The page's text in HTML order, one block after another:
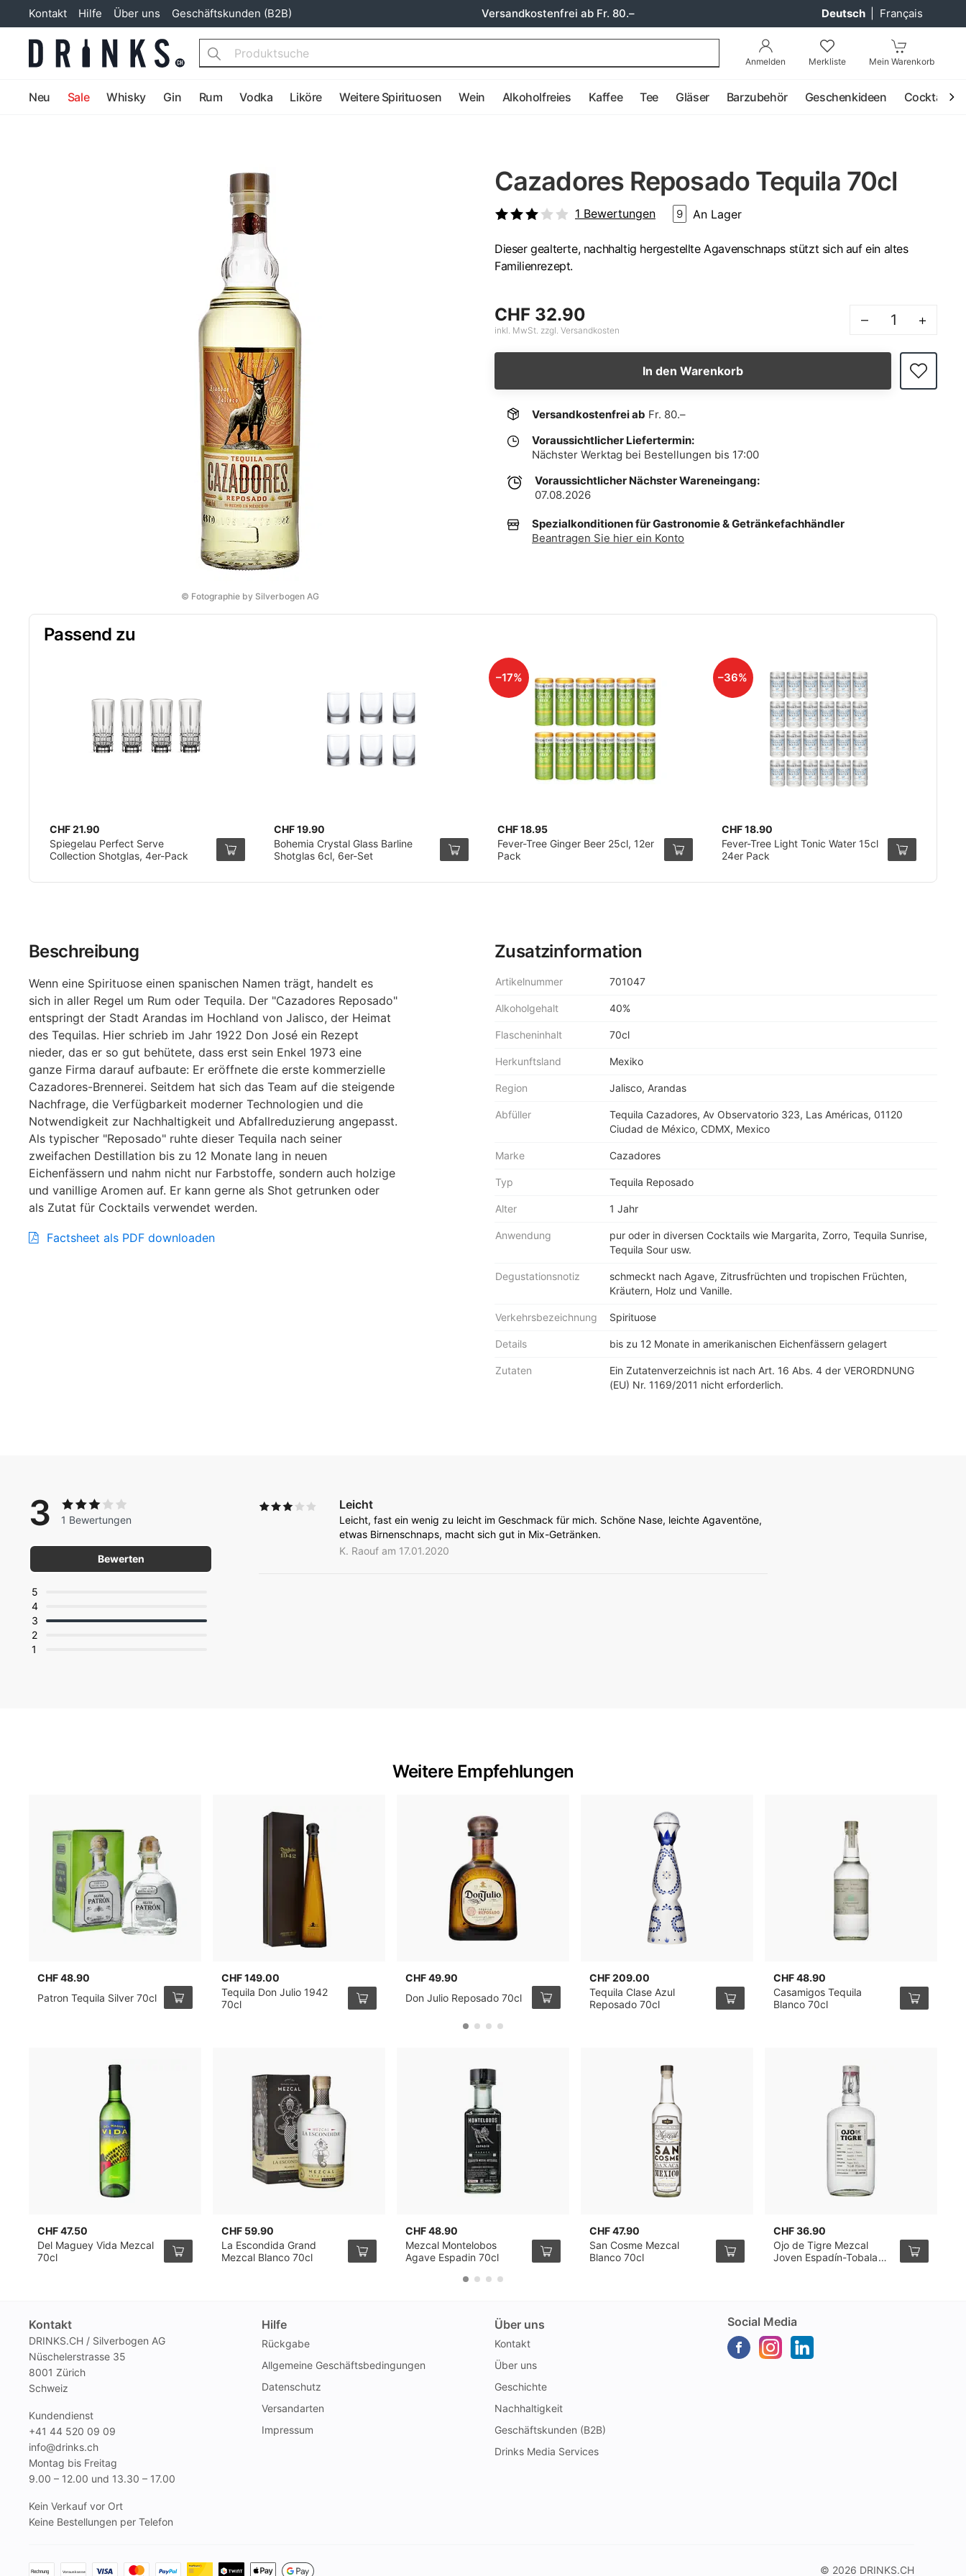
Kontakt Hilfe Über uns Geschäftskunden (B2B) Versandkostenfrei ab Fr. 80.– Deutsch Français
Anmelden Merkliste Mein Warenkorb
Search
Neu Sale Whisky Gin Rum Vodka Liköre Weitere Spirituosen Wein Alkoholfreies Kaffee Tee Gläser Barzubehör Geschenkideen Cocktail
© Fotographie by Silverbogen AG
Cazadores Reposado Tequila 70cl
1 Bewertungen 9 An Lager
Dieser gealterte, nachhaltig hergestellte Agavenschnaps stützt sich auf ein altes
Familienrezept.
CHF 32.90
inkl. MwSt. zzgl. Versandkosten
– +
In den Warenkorb
Versandkostenfrei ab Fr. 80.–
Voraussichtlicher Liefertermin:
Nächster Werktag bei Bestellungen bis 17:00
Voraussichtlicher Nächster Wareneingang:
07.08.2026
Spezialkonditionen für Gastronomie & Getränkefachhändler
Beantragen Sie hier ein Konto
Passend zu
CHF 21.90
Spiegelau Perfect Serve
Collection Shotglas, 4er-Pack
CHF 19.90
Bohemia Crystal Glass Barline
Shotglas 6cl, 6er-Set
–17%
CHF 18.95
Fever-Tree Ginger Beer 25cl, 12er
Pack
–36%
CHF 18.90
Fever-Tree Light Tonic Water 15cl
24er Pack
Beschreibung
Wenn eine Spirituose einen spanischen Namen trägt, handelt es
sich in aller Regel um Rum oder Tequila. Der "Cazadores Reposado"
entspringt der Stadt Arandas im Hochland von Jalisco, der Heimat
des Tequilas. Hier schrieb im Jahr 1922 Don José ein Rezept
nieder, das er so gut behütete, dass erst sein Enkel 1973 eine
ganze Firma darauf aufbaute: Er eröffnete die erste kommerzielle
Cazadores-Brennerei. Seitdem hat sich das Team auf die steigende
Nachfrage, die Verfügbarkeit moderner Technologien und die
Notwendigkeit zur Nachhaltigkeit und Abfallreduzierung angepasst.
Als typischer "Reposado" ruhte dieser Tequila nach seiner
zweifachen Destillation bis zu 12 Monate lang in neuen
Eichenfässern und nahm nicht nur Farbstoffe, sondern auch holzige
und vanillige Aromen auf. Er kann gerne als Shot getrunken oder
als Zutat für Cocktails verwendet werden.
Factsheet als PDF downloaden
Zusatzinformation
Artikelnummer 701047
Alkoholgehalt 40%
Flascheninhalt 70cl
Herkunftsland Mexiko
Region Jalisco, Arandas
Abfüller
Tequila Cazadores, Av Observatorio 323, Las Américas, 01120
Ciudad de México, CDMX, Mexico
Marke Cazadores
Typ Tequila Reposado
Alter 1 Jahr
Anwendung
pur oder in diversen Cocktails wie Margarita, Zorro, Tequila Sunrise,
Tequila Sour usw.
Degustationsnotiz
schmeckt nach Agave, Zitrusfrüchten und tropischen Früchten,
Kräutern, Holz und Vanille.
Verkehrsbezeichnung Spirituose
Details bis zu 12 Monate in amerikanischen Eichenfässern gelagert
Zutaten
Ein Zutatenverzeichnis ist nach Art. 16 Abs. 4 der VERORDNUNG
(EU) Nr. 1169/2011 nicht erforderlich.
3 1 Bewertungen
Bewerten
5
4
3
2
1
Leicht
Leicht, fast ein wenig zu leicht im Geschmack für mich. Schöne Nase, leichte Agaventöne,
etwas Birnenschnaps, macht sich gut in Mix-Getränken.
K. Raouf am 17.01.2020
Weitere Empfehlungen
CHF 48.90
Patron Tequila Silver 70cl
CHF 149.00
Tequila Don Julio 1942
70cl
CHF 49.90
Don Julio Reposado 70cl
CHF 209.00
Tequila Clase Azul
Reposado 70cl
CHF 48.90
Casamigos Tequila
Blanco 70cl
CHF 47.50
Del Maguey Vida Mezcal
70cl
CHF 59.90
La Escondida Grand
Mezcal Blanco 70cl
CHF 48.90
Mezcal Montelobos
Agave Espadin 70cl
CHF 47.90
San Cosme Mezcal
Blanco 70cl
CHF 36.90
Ojo de Tigre Mezcal
Joven Espadín-Tobala
Kontakt
DRINKS.CH / Silverbogen AG
Nüschelerstrasse 35
8001 Zürich
Schweiz
Kundendienst
+41 44 520 09 09
info@drinks.ch
Montag bis Freitag
9.00 – 12.00 und 13.30 – 17.00
Kein Verkauf vor Ort
Keine Bestellungen per Telefon
Hilfe
Rückgabe
Allgemeine Geschäftsbedingungen
Datenschutz
Versandarten
Impressum
Über uns
Kontakt
Über uns
Geschichte
Nachhaltigkeit
Geschäftskunden (B2B)
Drinks Media Services
Social Media
© 2026 DRINKS.CH